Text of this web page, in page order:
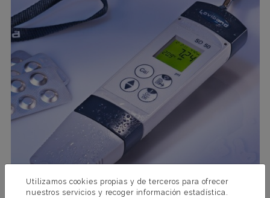
Utilizamos cookies propias y de terceros para ofrecer
nuestros servicios y recoger información estadística.